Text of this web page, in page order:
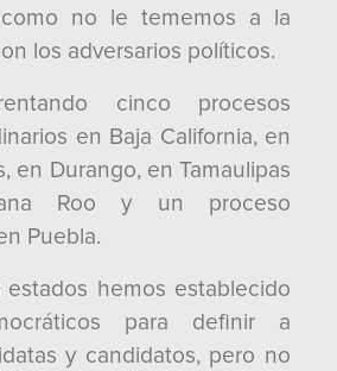
como no le tememos a la
los adversarios políticos.
cinco procesos
en Baja California, en
en Durango, en Tamaulipas
Roo y un proceso
Puebla.
hemos establecido
para definir a
y candidatos, pero no